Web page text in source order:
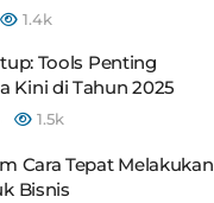
1.4k
Tools Penting
Kini di Tahun 2025
1.5k
Cara Tepat Melakukan
Bisnis